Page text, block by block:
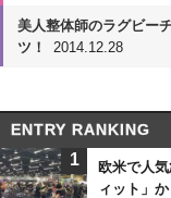
美人整体師のラグビー
ツ！
2014.12.28
ENTRY RANKING
1
欧米で人
ィット」か